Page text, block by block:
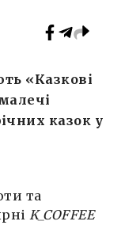
«Казкові
казок у
та
K_COFFEE